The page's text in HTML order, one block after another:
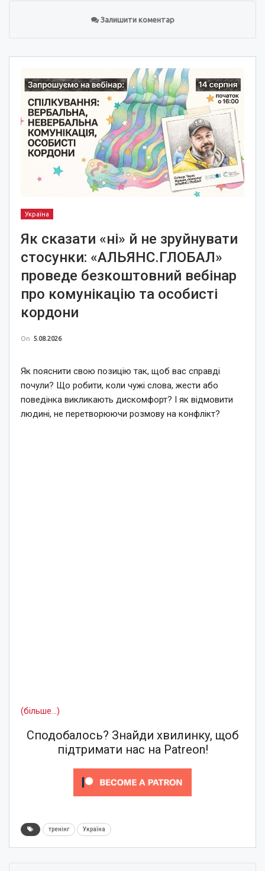
Залишити коментар
Україна
Як сказати «ні» й не зруйнувати
стосунки: «АЛЬЯНС.ГЛОБАЛ»
проведе безкоштовний вебінар
про комунікацію та особисті
кордони
On 5.08.2026
Як пояснити свою позицію так, щоб вас справді
почули? Що робити, коли чужі слова, жести або
поведінка викликають дискомфорт? І як відмовити
людині, не перетворюючи розмову на конфлікт?
(більше…)
Сподобалось? Знайди хвилинку, щоб
підтримати нас на Patreon!
тренінг Україна